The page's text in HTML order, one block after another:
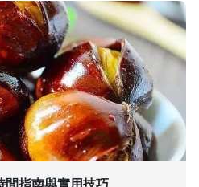
間指南與實用技巧